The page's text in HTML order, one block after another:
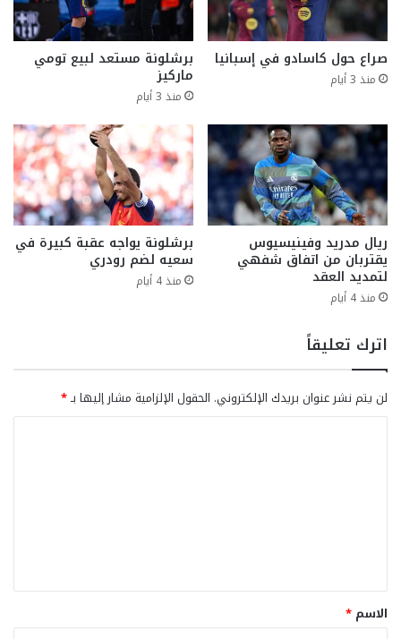
صراع حول كاسادو في إسبانيا
منذ 3 أيام
برشلونة مستعد لبيع تومي
ماركيز
منذ 3 أيام
ريال مدريد وفينيسيوس
يقتربان من اتفاق شفهي
لتمديد العقد
منذ 4 أيام
برشلونة يواجه عقبة كبيرة في
سعيه لضم رودري
منذ 4 أيام
اترك تعليقاً
لن يتم نشر عنوان بريدك الإلكتروني. الحقول الإلزامية مشار إليها بـ*
ق
*
الاسم *